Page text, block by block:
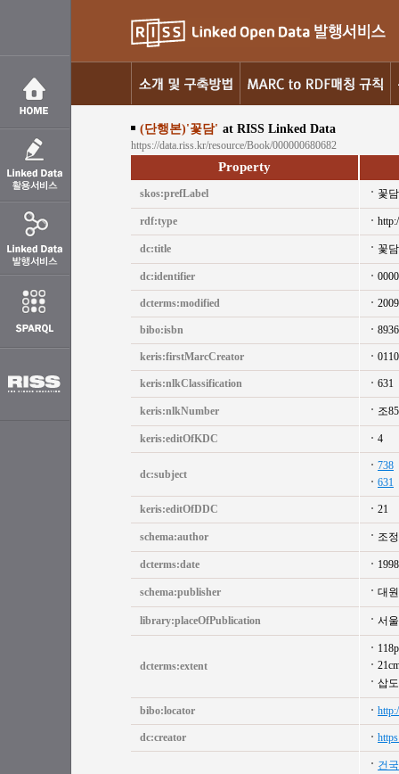
(단행본)'꽃담' at RISS Linked Data
https://data.riss.kr/resource/Book/000000680682
Property
skos:prefLabel 꽃담
rdf:type
dc:title 꽃담
dc:identifier
dcterms:modified
bibo:isbn
keris:firstMarcCreator
keris:nlkClassification 631
keris:nlkNumber 조
keris:editOfKDC 4
dc:subject
738
631
keris:editOfDDC 21
schema:author 조
dcterms:date 1998
schema:publisher 대
library:placeOfPublication 서울
dcterms:extent
삽도
bibo:locator
dc:creator
건